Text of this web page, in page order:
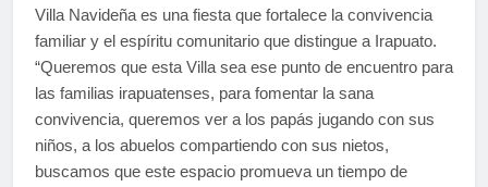
Villa Navideña es una fiesta que fortalece la convivencia
familiar y el espíritu comunitario que distingue a Irapuato.
“Queremos que esta Villa sea ese punto de encuentro para
las familias irapuatenses, para fomentar la sana
convivencia, queremos ver a los papás jugando con sus
niños, a los abuelos compartiendo con sus nietos,
buscamos que este espacio promueva un tiempo de